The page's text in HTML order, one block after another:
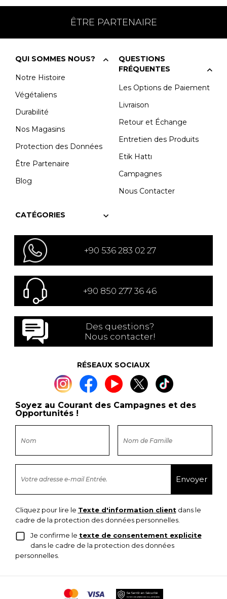
ÊTRE PARTENAIRE
QUI SOMMES NOUS?
Notre Histoire
Végétaliens
Durabilité
Nos Magasins
Protection des Données
Être Partenaire
Blog
QUESTIONS
FRÉQUENTES
Les Options de Paiement
Livraison
Retour et Échange
Entretien des Produits
Etik Hattı
Campagnes
Nous Contacter
CATÉGORIES
+90 536 283 02 27
+90 850 277 36 46
Des questions?
Nous contacter!
RÉSEAUX SOCIAUX
Soyez au Courant des Campagnes et des
Opportunités !
Cliquez pour lire le Texte d'information clientdans le
cadre de la protection des données personnelles.
Je confirme le texte de consentement explicite
dans le cadre de la protection des données
personnelles.